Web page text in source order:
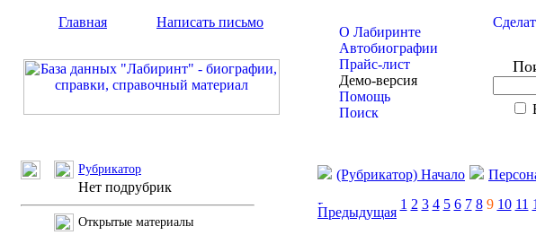
Главная Написать письмо
О Лабиринте
Автобиографии
Прайс-лист
Демо-версия
Помощь
Поиск
Рубрикатор
Нет подрубрик
Открытые материалы
(Рубрикатор) Начало
Предыдущая
1 2 3 4 5 6 7 8 9 10 11